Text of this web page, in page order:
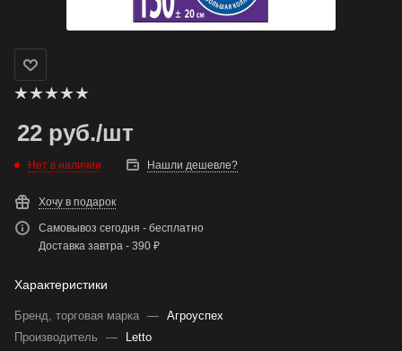
22 руб./шт
Нет в наличии Нашли дешевле?
Хочу в подарок
Самовывоз сегодня - бесплатно
Доставка завтра - 390 ₽
Характеристики
Бренд, торговая марка — Агроуспех
Производитель
—
Letto